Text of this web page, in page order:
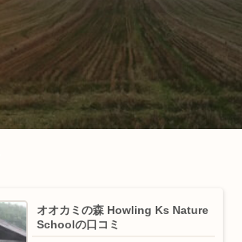
オオカミの森 Howling Ks Nature
Schoolの口コミ